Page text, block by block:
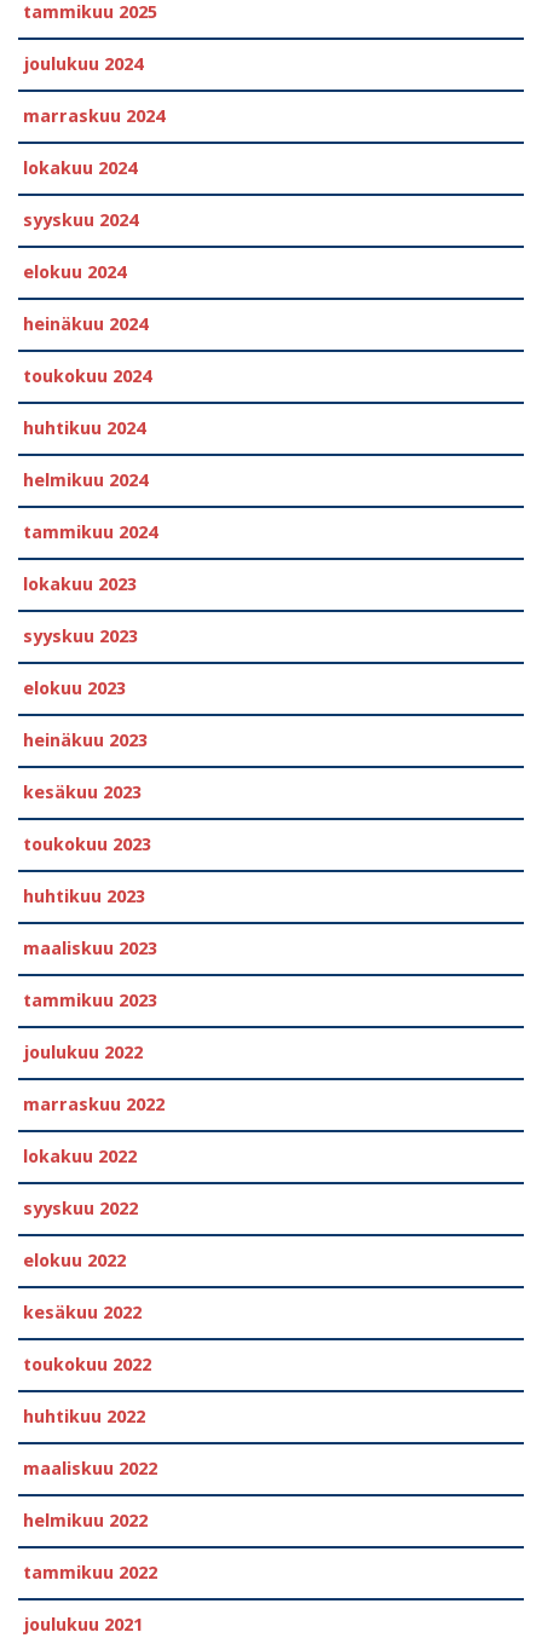
tammikuu 2025
joulukuu 2024
marraskuu 2024
lokakuu 2024
syyskuu 2024
elokuu 2024
heinäkuu 2024
toukokuu 2024
huhtikuu 2024
helmikuu 2024
tammikuu 2024
lokakuu 2023
syyskuu 2023
elokuu 2023
heinäkuu 2023
kesäkuu 2023
toukokuu 2023
huhtikuu 2023
maaliskuu 2023
tammikuu 2023
joulukuu 2022
marraskuu 2022
lokakuu 2022
syyskuu 2022
elokuu 2022
kesäkuu 2022
toukokuu 2022
huhtikuu 2022
maaliskuu 2022
helmikuu 2022
tammikuu 2022
joulukuu 2021